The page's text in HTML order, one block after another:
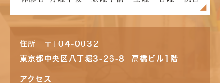
住所 〒104-0032
東京都中央区八丁堀3-26-8 高橋ビル1階
アクセス